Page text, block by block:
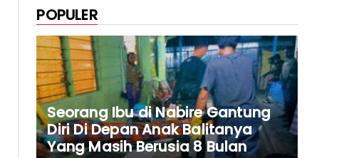
POPULER
Seorang Ibu di Nabire Gantung
Diri Di Depan Anak Balitanya
Yang Masih Berusia 8 Bulan